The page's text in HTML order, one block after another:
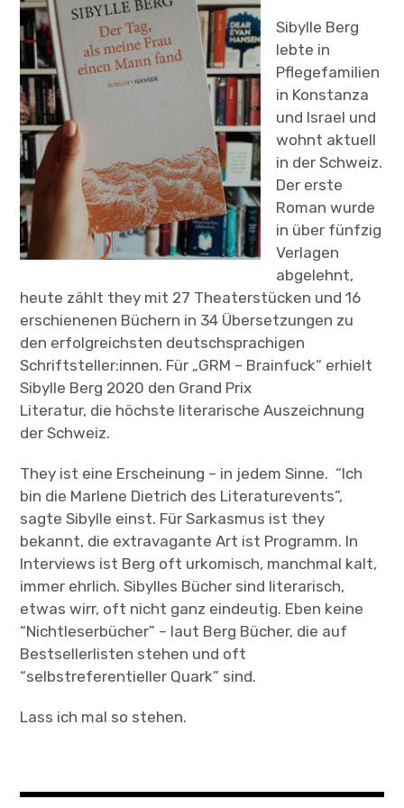
ÜBER Child-
Menü
TERMINE
Sibylle Berg
lebte in
Pflegefamilien
in Konstanza
und Israel und
wohnt aktuell
in der Schweiz.
Der erste
Roman wurde
in über fünfzig
Verlagen
abgelehnt,
heute zählt they mit 27 Theaterstücken und 16
erschienenen Büchern in 34 Übersetzungen zu
den erfolgreichsten deutschsprachigen
Schriftsteller:innen. Für „GRM – Brainfuck“ erhielt
Sibylle Berg 2020 den Grand Prix
Literatur, die höchste literarische Auszeichnung
der Schweiz.
They ist eine Erscheinung – in jedem Sinne. “Ich
bin die Marlene Dietrich des Literaturevents”,
sagte Sibylle einst. Für Sarkasmus ist they
bekannt, die extravagante Art ist Programm. In
Interviews ist Berg oft urkomisch, manchmal kalt,
immer ehrlich. Sibylles Bücher sind literarisch,
etwas wirr, oft nicht ganz eindeutig. Eben keine
“Nichtleserbücher” – laut Berg Bücher, die auf
Bestsellerlisten stehen und oft
“selbstreferentieller Quark” sind.
Lass ich mal so stehen.